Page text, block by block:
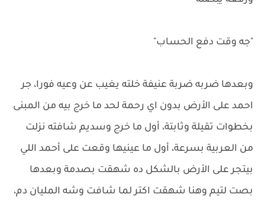
"جه وقت دفع الحساب"
وبعدها ضربه ضربة عنيفة خلته يغيب عن وعيه فورا، جر
احمد على الأرض بدون اي رحمة لحد ما خرج بيه من المبنى
بخطوات تقيلة وثابتة، أول ما خرج وسديم شافته نزلت
من العربية بسرعة، أول ما عينيها وقعت على أحمد اللي
بيتجر على الأرض بالشكل ده شهقت بصدمة وبعدها
بصت لتيم وهنا شهقت اكتر لما شافت وشه المليان دم،